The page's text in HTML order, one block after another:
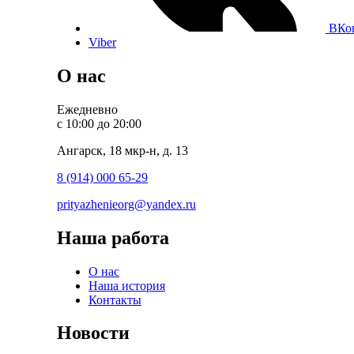
Viber
О нас
Ежедневно
с 10:00 до 20:00
Ангарск, 18 мкр-н, д. 13
8 (914) 000 65-29
prityazhenieorg@yandex.ru
Наша работа
О нас
Наша история
Контакты
Новости